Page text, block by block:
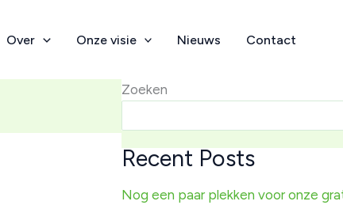
Over Onze visie Nieuws Contact
Zoeken
Recent Posts
Nog een paar plekken voor onze